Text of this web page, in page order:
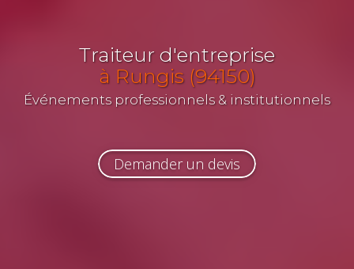
Traiteur d'entreprise
à Rungis (94150)
Événements professionnels & institutionnels
Demander un devis